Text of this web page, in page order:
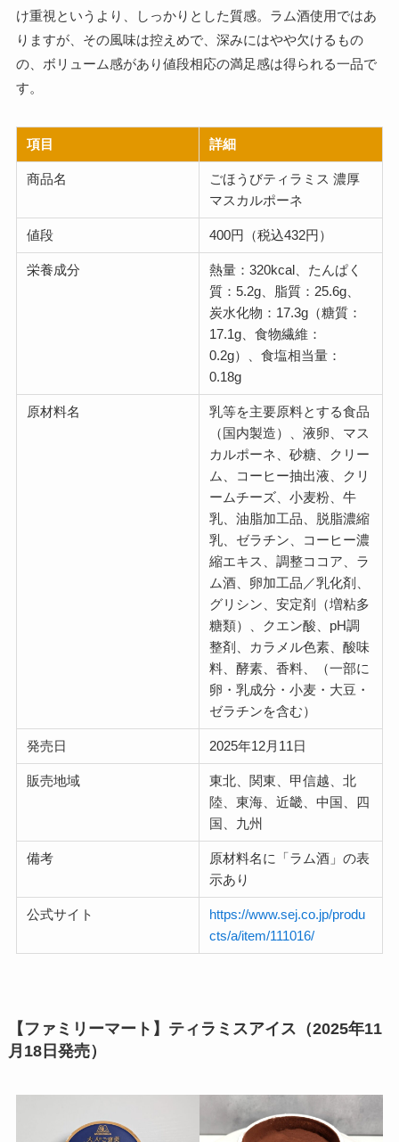
け重視というより、しっかりとした質感。ラム酒使用ではあ
りますが、その風味は控えめで、深みにはやや欠けるもの
の、ボリューム感があり値段相応の満足感は得られる一品で
す。
項目 詳細
商品名
ごほうびティラミス 濃厚
マスカルポーネ
値段 400円（税込432円）
栄養成分
熱量：320kcal、たんぱく
質：5.2g、脂質：25.6g、
炭水化物：17.3g（糖質：
17.1g、食物繊維：
0.2g）、食塩相当量：
0.18g
原材料名
乳等を主要原料とする食品
（国内製造）、液卵、マス
カルポーネ、砂糖、クリー
ム、コーヒー抽出液、クリ
ームチーズ、小麦粉、牛
乳、油脂加工品、脱脂濃縮
乳、ゼラチン、コーヒー濃
縮エキス、調整ココア、ラ
ム酒、卵加工品／乳化剤、
グリシン、安定剤（増粘多
糖類）、クエン酸、pH調
整剤、カラメル色素、酸味
料、酵素、香料、（一部に
卵・乳成分・小麦・大豆・
ゼラチンを含む）
発売日 2025年12月11日
販売地域
東北、関東、甲信越、北
陸、東海、近畿、中国、四
国、九州
備考
原材料名に「ラム酒」の表
示あり
公式サイト
https://www.sej.co.jp/produ
cts/a/item/111016/
【ファミリーマート】ティラミスアイス（2025年11
月18日発売）